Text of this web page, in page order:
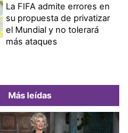
La FIFA admite errores en
su propuesta de privatizar
el Mundial y no tolerará
más ataques
Más leídas